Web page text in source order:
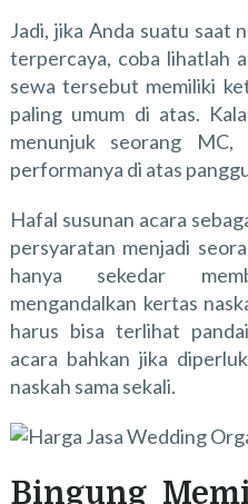
Jadi, jika Anda suatu saat
terpercaya, coba lihatlah
sewa tersebut memiliki
paling umum di atas.
menunjuk seorang
performanya di atas
Hafal susunan acara
persyaratan menjadi
hanya sekedar
mengandalkan kertas
harus bisa terlihat
acara bahkan jika
naskah sama sekali.
Bingung